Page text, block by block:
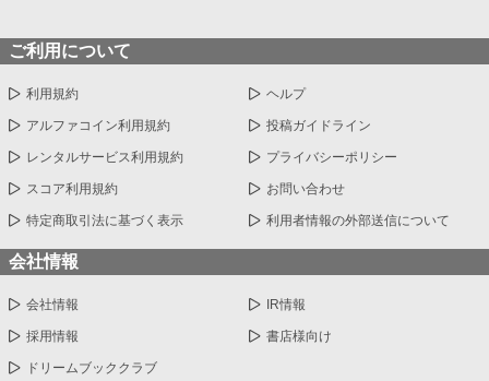
ご利用について
利用規約 ヘルプ
アルファコイン利用規約 投稿ガイドライン
レンタルサービス利用規約 プライバシーポリシー
スコア利用規約 お問い合わせ
特定商取引法に基づく表示 利用者情報の外部送信について
会社情報
会社情報 IR情報
採用情報 書店様向け
ドリームブッククラブ